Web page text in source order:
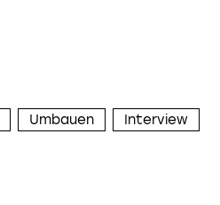
Umbauen Interview